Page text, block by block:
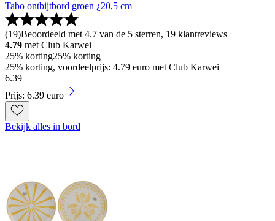
Tabo ontbijtbord groen ¿20,5 cm
(19)Beoordeeld met 4.7 van de 5 sterren, 19 klantreviews
4.79 met Club Karwei
25% korting25% korting
25% korting, voordeelprijs: 4.79 euro met Club Karwei
6.39
Prijs: 6.39 euro
Bekijk alles in bord